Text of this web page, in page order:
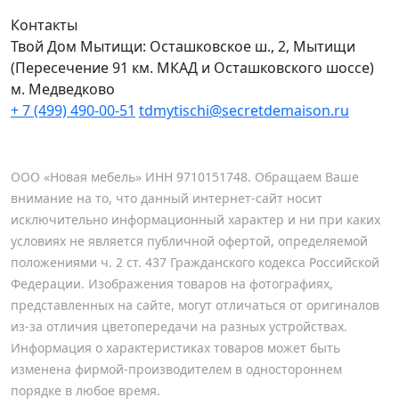
Контакты
Твой Дом Мытищи: Осташковское ш., 2, Мытищи
(Пересечение 91 км. МКАД и Осташковского шоссе)
м. Медведково
+ 7 (499) 490-00-51 tdmytischi@secretdemaison.ru
ООО «Новая мебель» ИНН 9710151748. Обращаем Ваше
внимание на то, что данный интернет-сайт носит
исключительно информационный характер и ни при каких
условиях не является публичной офертой, определяемой
положениями ч. 2 ст. 437 Гражданского кодекса Российской
Федерации. Изображения товаров на фотографиях,
представленных на сайте, могут отличаться от оригиналов
из-за отличия цветопередачи на разных устройствах.
Информация о характеристиках товаров может быть
изменена фирмой-производителем в одностороннем
порядке в любое время.